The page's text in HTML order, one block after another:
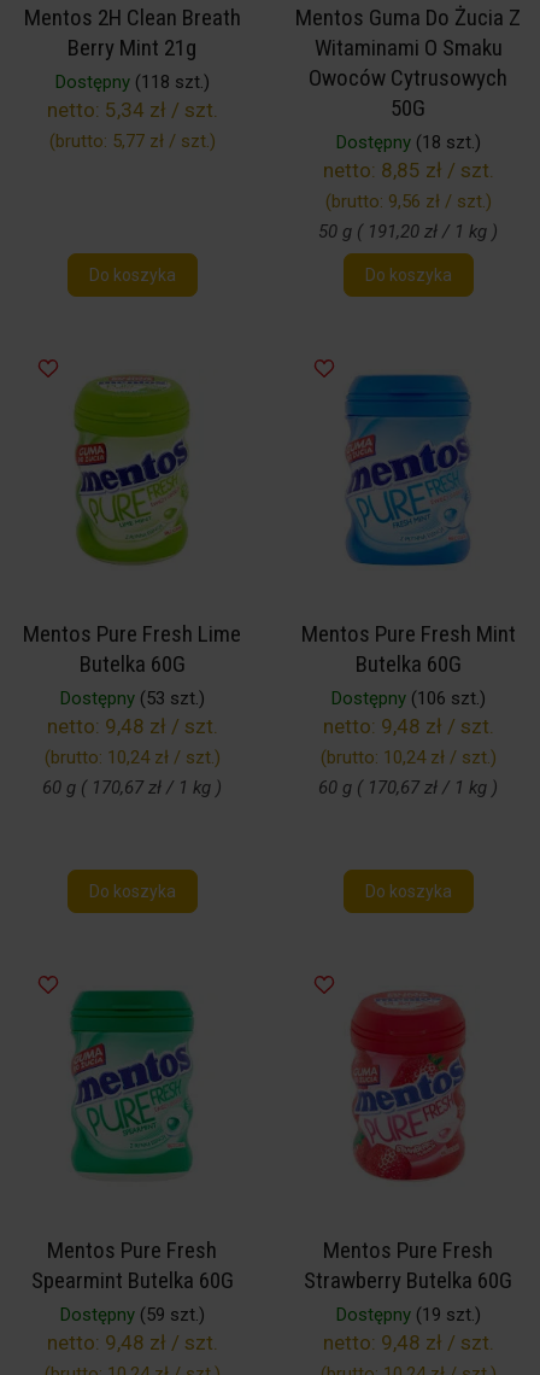
Mentos 2H Clean Breath
Berry Mint 21g
Dostępny(118 szt.)
netto: 5,34 zł / szt.
(brutto: 5,77 zł / szt.)
Do koszyka
Mentos Guma Do Żucia Z
Witaminami O Smaku
Owoców Cytrusowych
50G
Dostępny(18 szt.)
netto: 8,85 zł / szt.
(brutto: 9,56 zł / szt.)
50 g ( 191,20 zł / 1 kg )
Do koszyka
Mentos Pure Fresh Lime
Butelka 60G
Dostępny(53 szt.)
netto: 9,48 zł / szt.
(brutto: 10,24 zł / szt.)
60 g ( 170,67 zł / 1 kg )
Do koszyka
Mentos Pure Fresh Mint
Butelka 60G
Dostępny(106 szt.)
netto: 9,48 zł / szt.
(brutto: 10,24 zł / szt.)
60 g ( 170,67 zł / 1 kg )
Do koszyka
Mentos Pure Fresh
Spearmint Butelka 60G
Dostępny(59 szt.)
netto: 9,48 zł / szt.
Mentos Pure Fresh
Strawberry Butelka 60G
Dostępny(19 szt.)
netto: 9,48 zł / szt.